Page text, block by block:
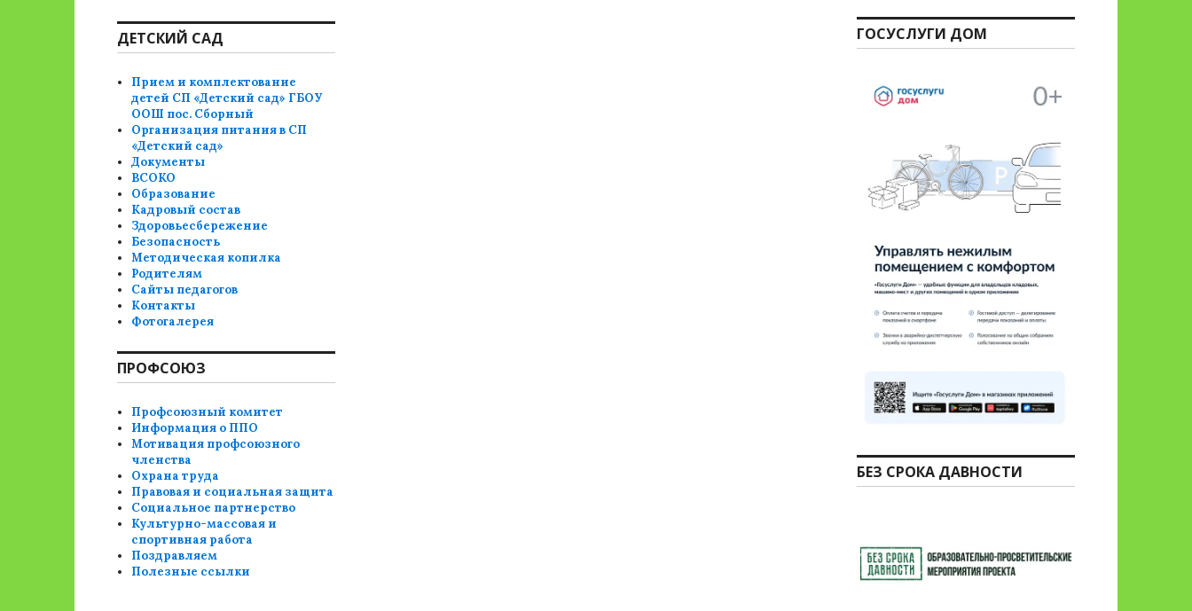
ДЕТСКИЙ САД
Прием и комплектование
детей СП «Детский сад» ГБОУ
ООШ пос. Сборный
Организация питания в СП
«Детский сад»
Документы
ВСОКО
Образование
Кадровый состав
Здоровьесбережение
Безопасность
Методическая копилка
Родителям
Сайты педагогов
Контакты
Фотогалерея
ПРОФСОЮЗ
Профсоюзный комитет
Информация о ППО
Мотивация профсоюзного
членства
Охрана труда
Правовая и социальная защита
Социальное партнерство
Культурно-массовая и
спортивная работа
Поздравляем
Полезные ссылки
ГОСУСЛУГИ ДОМ
БЕЗ СРОКА ДАВНОСТИ